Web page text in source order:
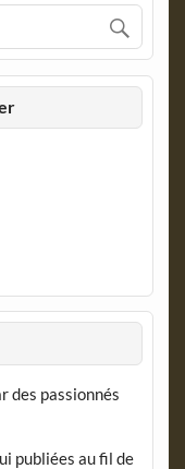
des passionnés
publiées au fil de